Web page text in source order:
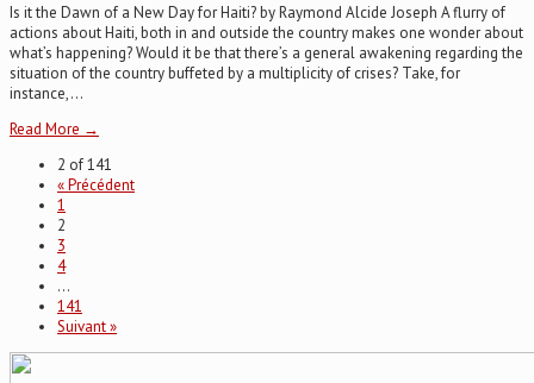
Is it the Dawn of a New Day for Haiti? by Raymond Alcide Joseph A flurry of
actions about Haiti, both in and outside the country makes one wonder about
what’s happening? Would it be that there’s a general awakening regarding the
situation of the country buffeted by a multiplicity of crises? Take, for
instance,...
Read More →
2 of 141
« Précédent
1
2
3
4
…
141
Suivant »